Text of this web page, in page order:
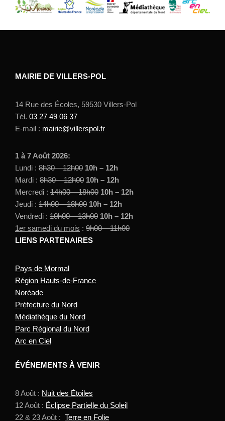
MAIRIE DE VILLERS-POL
14 Rue des Écoles, 59530 Villers-Pol
Tél. 03 27 49 06 37
E-mail : mairie@villerspol.fr
1 à 7 Août 2026:
Lundi : 8h30 – 12h00 10h – 12h
Mardi : 8h30 – 12h00 10h – 12h
Mercredi : 14h00 – 18h00 10h – 12h
Jeudi : 14h00 – 18h00 10h – 12h
Vendredi : 10h00 – 13h00 10h – 12h
1er samedi du mois : 9h00 – 11h00
LIENS PARTENAIRES
Pays de Mormal
Région Hauts-de-France
Noréade
Préfecture du Nord
Médiathèque du Nord
Parc Régional du Nord
Arc en Ciel
ÉVÉNEMENTS À VENIR
8 Août : Nuit des Étoiles
12 Août : Éclipse Partielle du Soleil
22 & 23 Août : Terre en Folie